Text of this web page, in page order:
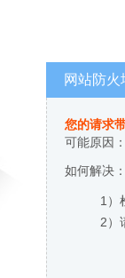
网站防火
您的请求
可能原因
如何解决：
1）
2）